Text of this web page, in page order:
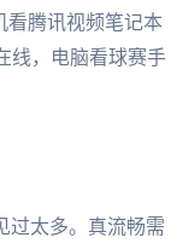
看腾讯视频笔记本
线，电脑看球赛手
过太多。真流畅需